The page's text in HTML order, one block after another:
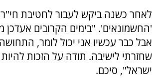
לאחר כשנה ביקש לעבור לחטיבת
'החשמונאים'. "בימים הקרובים אעדכן
אבל כבר עכשיו אני יכול לומר,
שחזרתי לישיבה. תודה על הזכות
ישראל", סיכם.